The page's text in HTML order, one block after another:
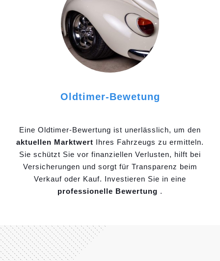
Oldtimer-Bewetung
Eine Oldtimer-Bewertung ist unerlässlich, um den
aktuellen Marktwert Ihres Fahrzeugs zu ermitteln.
Sie schützt Sie vor finanziellen Verlusten, hilft bei
Versicherungen und sorgt für Transparenz beim
Verkauf oder Kauf. Investieren Sie in eine
professionelle Bewertung .